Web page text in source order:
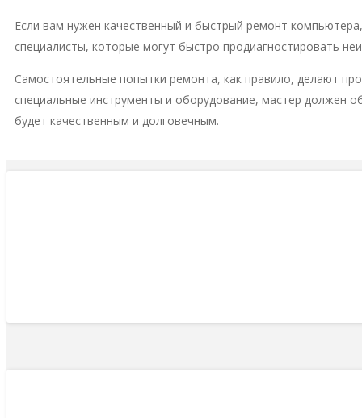
Если вам нужен качественный и быстрый ремонт
специалисты, которые могут быстро продиагностировать
Самостоятельные попытки ремонта, как правило, делают
специальные инструменты и оборудование, мастер должен
будет качественным и долговечным.